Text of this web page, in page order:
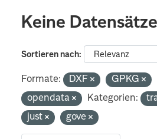
Keine
Sortieren nach
Formate: DXF GPKG
opendata
Kategorien:
just
gove